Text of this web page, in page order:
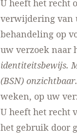
U heeft het recht
verwijdering van
behandeling op
uw verzoek naar
identiteitsbewijs.
(BSN) onzichtbaar.
weken, op uw
U heeft het recht
het gebruik door